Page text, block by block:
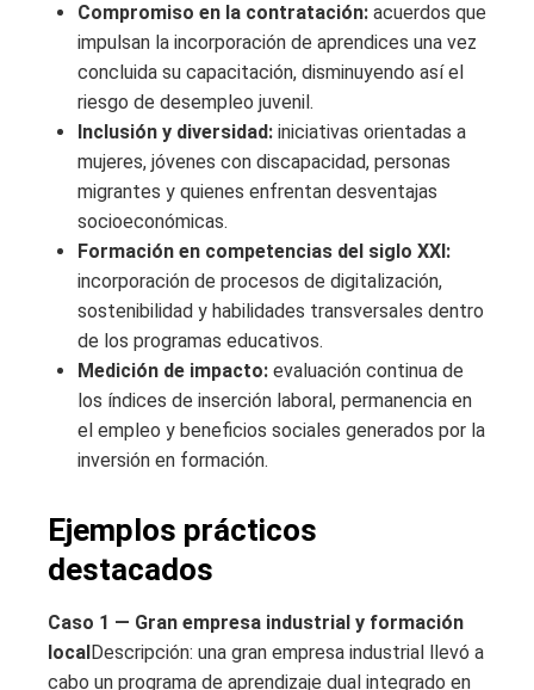
Compromiso en la contratación: acuerdos que
impulsan la incorporación de aprendices una vez
concluida su capacitación, disminuyendo así el
riesgo de desempleo juvenil.
Inclusión y diversidad: iniciativas orientadas a
mujeres, jóvenes con discapacidad, personas
migrantes y quienes enfrentan desventajas
socioeconómicas.
Formación en competencias del siglo XXI:
incorporación de procesos de digitalización,
sostenibilidad y habilidades transversales dentro
de los programas educativos.
Medición de impacto: evaluación continua de
los índices de inserción laboral, permanencia en
el empleo y beneficios sociales generados por la
inversión en formación.
Ejemplos prácticos
destacados
Caso 1 — Gran empresa industrial y formación
local Descripción: una gran empresa industrial llevó a
cabo un programa de aprendizaje dual integrado en